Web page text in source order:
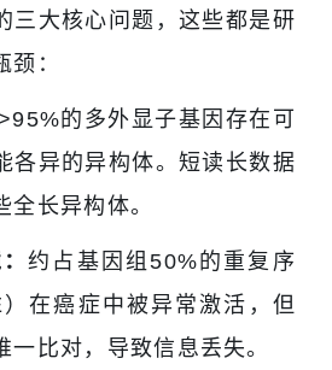
三大核心问题，这些都是研
：
的多外显子基因存在可
各异的异构体。短读长数据
全长异构体。
约占基因组50%的重复序
在癌症中被异常激活，但
一比对，导致信息丢失。